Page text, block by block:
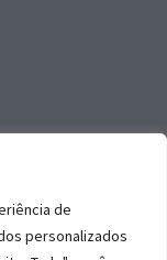
de
personalizados